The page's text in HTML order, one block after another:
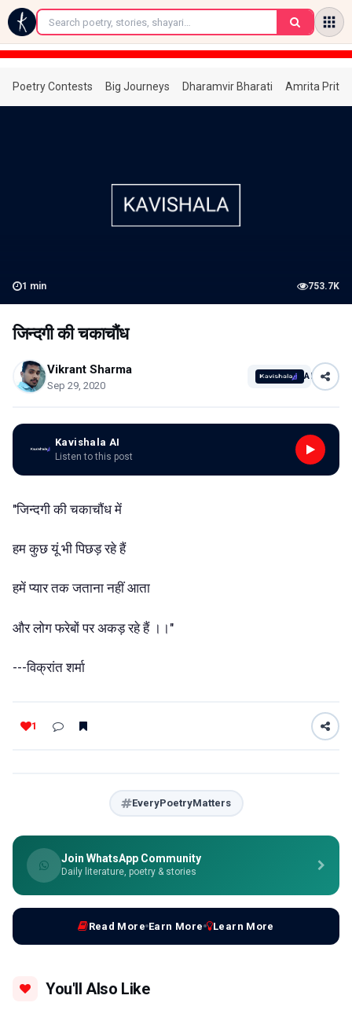
←
Poetry Contests Big Journeys Dharamvir Bharati Amrita
1 min 753.7K
जिन्दगी की चकाचौंध
Vikrant Sharma
Sep 29, 2020
AI
Kavishala AI
Listen to this post
"जिन्दगी की चकाचौंध में
हम कुछ यूं भी पिछड़ रहे हैं
हमें प्यार तक जताना नहीं आता
और लोग फरेबों पर अकड़ रहे हैं ।।"
---विक्रांत शर्मा
1
EveryPoetryMatters
Join WhatsApp Community
Daily literature, poetry & stories
Read More Earn More Learn More
You'll Also Like